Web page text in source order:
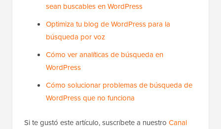
sean buscables en WordPress
Optimiza tu blog de WordPress para la
búsqueda por voz
Cómo ver analíticas de búsqueda en
WordPress
Cómo solucionar problemas de búsqueda de
WordPress que no funciona
Si te gustó este artículo, suscríbete a nuestro Canal